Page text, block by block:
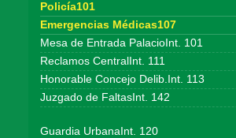
Policía101
Emergencias Médicas107
Mesa de Entrada PalacioInt. 101
Reclamos CentralInt. 111
Honorable Concejo Delib.Int. 113
Juzgado de FaltasInt. 142
Guardia UrbanaInt. 120